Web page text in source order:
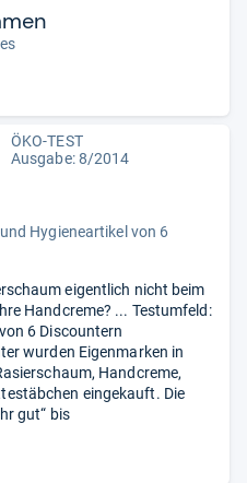
ÖKO-TEST
Ausgabe: 8/2014
Hygieneartikel von 6
eigentlich nicht beim
Handcreme? ... Testumfeld:
6 Discountern
wurden Eigenmarken in
Handcreme,
eingekauft. Die
gut“ bis